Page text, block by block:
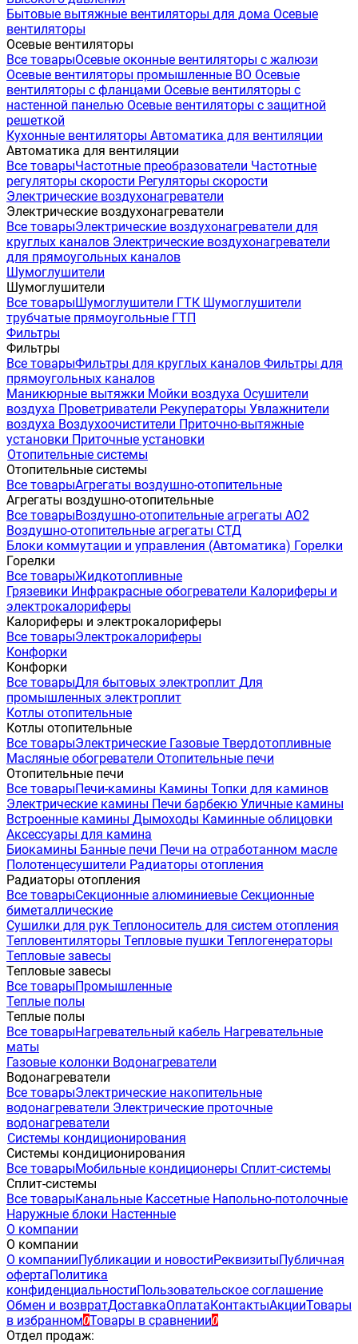
Бытовые вытяжные вентиляторы для дома Осевые
вентиляторы
Осевые вентиляторы
Все товарыОсевые оконные вентиляторы с жалюзи
Осевые вентиляторы промышленные ВО Осевые
вентиляторы с фланцами Осевые вентиляторы с
настенной панелью Осевые вентиляторы с защитной
решеткой
Кухонные вентиляторы Автоматика для вентиляции
Автоматика для вентиляции
Все товарыЧастотные преобразователи Частотные
регуляторы скорости Регуляторы скорости
Электрические воздухонагреватели
Электрические воздухонагреватели
Все товарыЭлектрические воздухонагреватели для
круглых каналов Электрические воздухонагреватели
для прямоугольных каналов
Шумоглушители
Шумоглушители
Все товарыШумоглушители ГТК Шумоглушители
трубчатые прямоугольные ГТП
Фильтры
Фильтры
Все товарыФильтры для круглых каналов Фильтры для
прямоугольных каналов
Маникюрные вытяжки Мойки воздуха Осушители
воздуха Проветриватели Рекуператоры Увлажнители
воздуха Воздухоочистители Приточно-вытяжные
установки Приточные установки
Отопительные системы
Отопительные системы
Все товарыАгрегаты воздушно-отопительные
Агрегаты воздушно-отопительные
Все товарыВоздушно-отопительные агрегаты АО2
Воздушно-отопительные агрегаты СТД
Блоки коммутации и управления (Автоматика) Горелки
Горелки
Все товарыЖидкотопливные
Грязевики Инфракрасные обогреватели Калориферы и
электрокалориферы
Калориферы и электрокалориферы
Все товарыЭлектрокалориферы
Конфорки
Конфорки
Все товарыДля бытовых электроплит Для
промышленных электроплит
Котлы отопительные
Котлы отопительные
Все товарыЭлектрические Газовые Твердотопливные
Масляные обогреватели Отопительные печи
Отопительные печи
Все товарыПечи-камины Камины Топки для каминов
Электрические камины Печи барбекю Уличные камины
Встроенные камины Дымоходы Каминные облицовки
Аксессуары для камина
Биокамины Банные печи Печи на отработанном масле
Полотенцесушители Радиаторы отопления
Радиаторы отопления
Все товарыСекционные алюминиевые Секционные
биметаллические
Сушилки для рук Теплоноситель для систем отопления
Тепловентиляторы Тепловые пушки Теплогенераторы
Тепловые завесы
Тепловые завесы
Все товарыПромышленные
Теплые полы
Теплые полы
Все товарыНагревательный кабель Нагревательные
маты
Газовые колонки Водонагреватели
Водонагреватели
Все товарыЭлектрические накопительные
водонагреватели Электрические проточные
водонагреватели
Системы кондиционирования
Системы кондиционирования
Все товарыМобильные кондиционеры Сплит-системы
Сплит-системы
Все товарыКанальные Кассетные Напольно-потолочные
Наружные блоки Настенные
О компании
О компании
О компанииПубликации и новостиРеквизитыПубличная
офертаПолитика
конфиденциальностиПользовательское соглашение
Обмен и возвратДоставкаОплатаКонтактыАкцииТовары
в избранном0Товары в сравнении0
Отдел продаж: